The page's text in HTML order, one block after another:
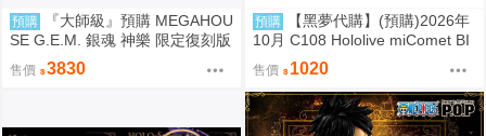
預購
『大師級』預購 MEGAHOU
SE G.E.M. 銀魂 神樂 限定復刻版
售價 3830
預購
【黑夢代購】(預購)2026年
10月 C108 Hololive miComet BI
Gジオラマ 壓克力立牌 社團名:空
色姉妹 繪師:綾香
售價 1020